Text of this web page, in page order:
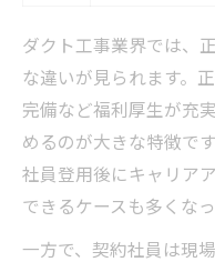
ダクト工事業界では、
な違いが見られます。
完備など福利厚生が充
めるのが大きな特徴で
社員登用後にキャリア
できるケースも多くなっ
一方で、契約社員は現